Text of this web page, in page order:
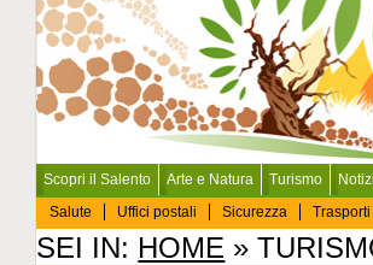
Scopri il Salento Arte e Natura Turismo
Salute
Uffici postali Sicurezza Trasporti
SEI IN: HOME »